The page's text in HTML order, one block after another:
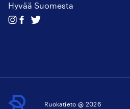
Hyvää Suomesta
Seuraa
SeuraaSeuraa
RuokatietoRuokatieto @ 2026